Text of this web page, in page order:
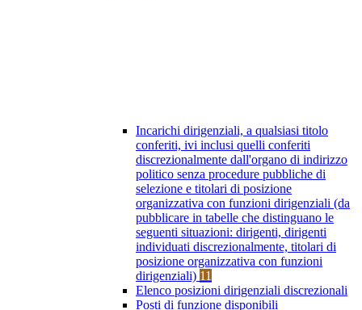
Incarichi dirigenziali, a qualsiasi titolo
conferiti, ivi inclusi quelli conferiti
discrezionalmente dall'organo di indirizzo
politico senza procedure pubbliche di
selezione e titolari di posizione
organizzativa con funzioni dirigenziali (da
pubblicare in tabelle che distinguano le
seguenti situazioni: dirigenti, dirigenti
individuati discrezionalmente, titolari di
posizione organizzativa con funzioni
dirigenziali) 11
Elenco posizioni dirigenziali discrezionali
Posti di funzione disponibili